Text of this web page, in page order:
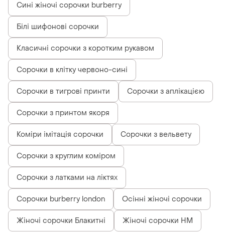
Сині жіночі сорочки burberry
Білі шифонові сорочки
Класичні сорочки з коротким рукавом
Сорочки в клітку червоно-сині
Сорочки в тигрові принти Сорочки з аплікацією
Сорочки з принтом якоря
Коміри імітація сорочки Сорочки з вельвету
Сорочки з круглим коміром
Сорочки з латками на ліктях
Сорочки burberry london Осінні жіночі сорочки
Жіночі сорочки Блакитні Жіночі сорочки HM